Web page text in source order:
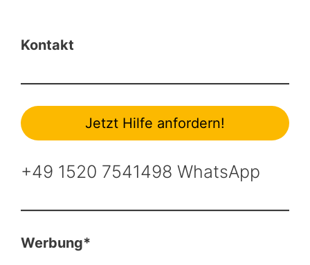
Kontakt
Jetzt Hilfe anfordern!
+49 1520 7541498 WhatsApp
Werbung*